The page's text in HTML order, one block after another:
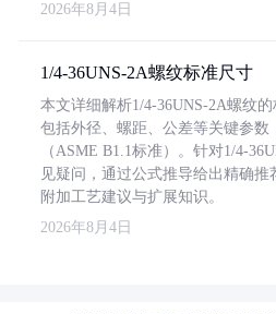
2026年8月4日
1/4-36UNS-2A螺纹标准尺寸
本文详细解析1/4-36UNS-2A螺纹
包括外径、螺距、公差等关键参数
（ASME B1.1标准）。针对1/4-
见疑问，通过公式推导给出精确推
附加工艺建议与扩展知识。
2026年8月4日